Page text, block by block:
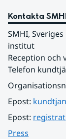
Kontakta
SMHI,
institut
Reception och
Telefon
Epost:
Epost:
Press